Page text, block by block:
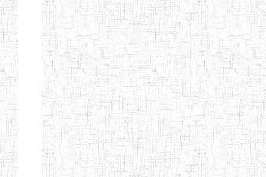
MOMO
ENIEG PRIVEE
TCHEB'S
10/07/2008 ENIEG Privé
ENIEG PRIVEE
BILINGUE
INCLUSIVE
LOUIS
BRAILLE DU
12/07/2019 ENIEG Privé